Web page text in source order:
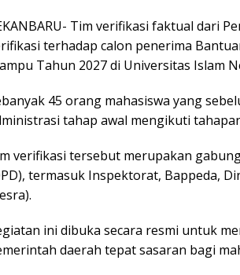
Tim verifikasi faktual dari
terhadap calon penerima
Tahun 2027 di Universitas Islam
45 orang mahasiswa yang
tahap awal mengikuti
verifikasi tersebut merupakan
termasuk Inspektorat, Bappeda,
ini dibuka secara resmi untuk
daerah tepat sasaran bagi